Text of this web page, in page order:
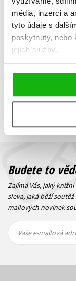
média, inzerci a
tyto údaje s
poskytnuty, nebo
jejich služby.
Karel Ryška,
Mojmír
Milan Rozšafný,
Ondřej
Johan
Tomáš Krause
455 Kč569
Do
Zobrazuji 1 až 4 z
Budete to
Zajímá Vás, jaký
sleva, jaká běží
mailových novinek
mailová
mailová
Vaše e-mailová